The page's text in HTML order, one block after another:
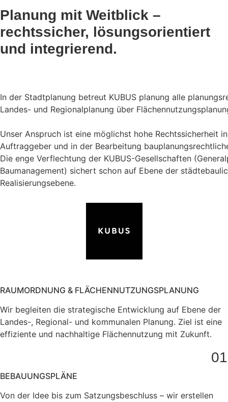
Planung mit Weitblick –
rechtssicher, lösungsorientiert
und integrierend.
In der Stadtplanung betreut KUBUS planung alle
Landes- und Regionalplanung über
Unser Anspruch ist eine möglichst hohe Rechtssicherheit
Auftraggeber und in der Bearbeitung
Die enge Verflechtung der KUBUS-Gesellschaften
Baumanagement) sichert schon auf Ebene der
Realisierungsebene.
RAUMORDNUNG & FLÄCHENNUTZUNGSPLANUNG
Wir begleiten die strategische Entwicklung auf Ebene der
Landes-, Regional- und kommunalen Planung. Ziel ist eine
effiziente und nachhaltige Flächennutzung mit Zukunft.
01
BEBAUUNGSPLÄNE
Von der Idee bis zum Satzungsbeschluss – wir erstellen